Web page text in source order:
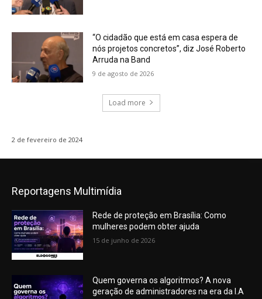
“O cidadão que está em casa espera de
nós projetos concretos”, diz José Roberto
Arruda na Band
9 de agosto de 2026
Load more
2 de fevereiro de 2024
Reportagens Multimídia
Rede de proteção em Brasília: Como
mulheres podem obter ajuda
15 de junho de 2026
Quem governa os algoritmos? A nova
geração de administradores na era da I.A